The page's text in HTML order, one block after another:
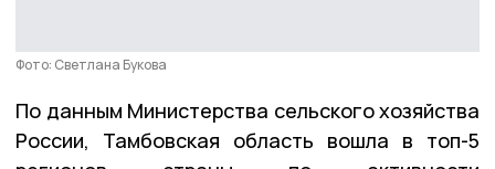
Фото: Светлана Букова
По данным Министерства сельского хозяйства
России, Тамбовская область вошла в топ-5